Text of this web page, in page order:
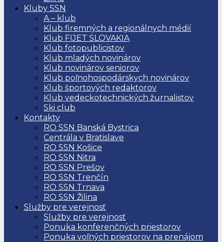
Kluby SSN
A – klub
Klub firemných a regionálnych médií
Klub FIJET SLOVAKIA
Klub fotopublicistov
Klub mladých novinárov
Klub novinárov seniorov
Klub poľnohospodárskych novinárov
Klub športových redaktorov
Klub vedeckotechnických žurnalistov
Ski club
Kontakty
RO SSN Banská Bystrica
Centrála v Bratislave
RO SSN Košice
RO SSN Nitra
RO SSN Prešov
RO SSN Trenčín
RO SSN Trnava
RO SSN Žilina
Služby pre verejnosť
Služby pre verejnosť
Ponuka konferenčných priestorov
Ponuka voľných priestorov na prenájom